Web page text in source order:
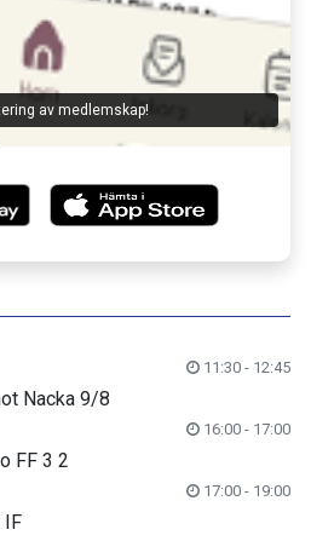
av medlemskap!
11:30 - 12:45
Nacka 9/8
16:00 - 17:00
FF 3 2
17:00 - 19:00
IF